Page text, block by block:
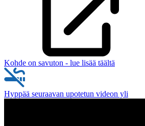
Kohde on savuton - lue lisää täältä
Hyppää seuraavan upotetun videon yli